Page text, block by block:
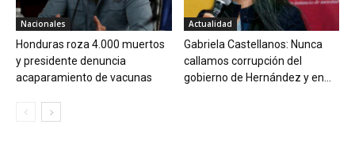
Nacionales
Honduras roza 4.000 muertos
y presidente denuncia
acaparamiento de vacunas
Actualidad
Gabriela Castellanos: Nunca
callamos corrupción del
gobierno de Hernández y en...